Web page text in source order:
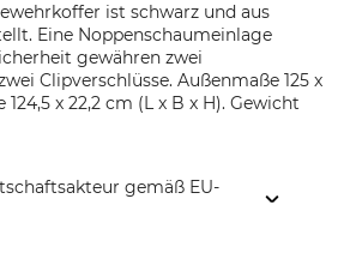
ist schwarz und aus
Eine Noppenschaumeinlage
gewähren zwei
Clipverschlüsse. Außenmaße 125 x
124,5 x 22,2 cm (L x B x H). Gewicht
gemäß EU-